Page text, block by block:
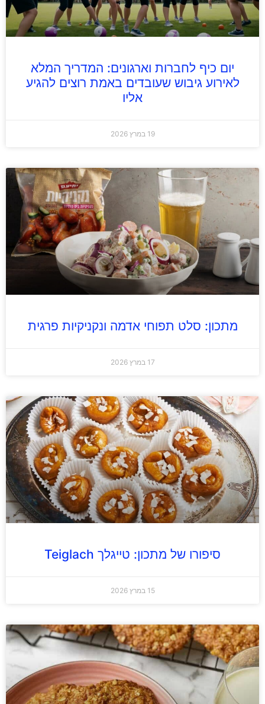
יום כיף לחברות וארגונים: המדריך המלא
לאירוע גיבוש שעובדים באמת רוצים להגיע
אליו
19 במרץ 2026
מתכון: סלט תפוחי אדמה ונקניקיות פרגית
17 במרץ 2026
סיפורו של מתכון: טייגלך Teiglach
15 במרץ 2026